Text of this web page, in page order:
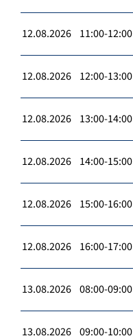
12.08.2026 11:00-12:00
12.08.2026 12:00-13:00
12.08.2026 13:00-14:00
12.08.2026 14:00-15:00
12.08.2026 15:00-16:00
12.08.2026 16:00-17:00
13.08.2026 08:00-09:00
13.08.2026 09:00-10:00